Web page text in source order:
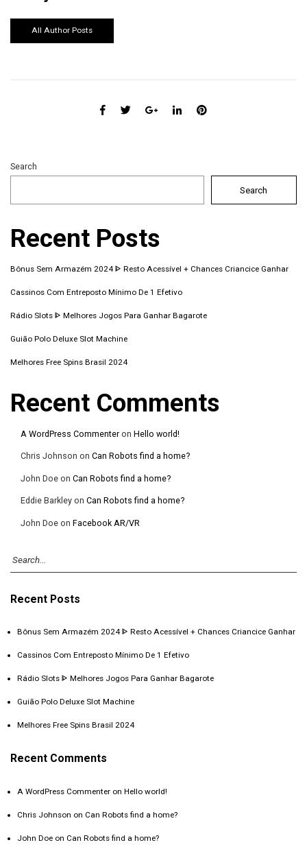
All Author Posts
Search
Search
Recent Posts
Bônus Sem Armazém 2024 ᐈ Resto Acessível + Chances Criancice Ganhar
Cassinos Com Entreposto Mínimo De 1 Efetivo
Rádio Slots ᐈ Melhores Jogos Para Ganhar Bagarote
Guião Polo Deluxe Slot Machine
Melhores Free Spins Brasil 2024
Recent Comments
A WordPress Commenter on Hello world!
Chris Johnson on Can Robots find a home?
John Doe on Can Robots find a home?
Eddie Barkley on Can Robots find a home?
John Doe on Facebook AR/VR
Recent Posts
Bônus Sem Armazém 2024 ᐈ Resto Acessível + Chances Criancice Ganhar
Cassinos Com Entreposto Mínimo De 1 Efetivo
Rádio Slots ᐈ Melhores Jogos Para Ganhar Bagarote
Guião Polo Deluxe Slot Machine
Melhores Free Spins Brasil 2024
Recent Comments
A WordPress Commenter on Hello world!
Chris Johnson on Can Robots find a home?
John Doe on Can Robots find a home?